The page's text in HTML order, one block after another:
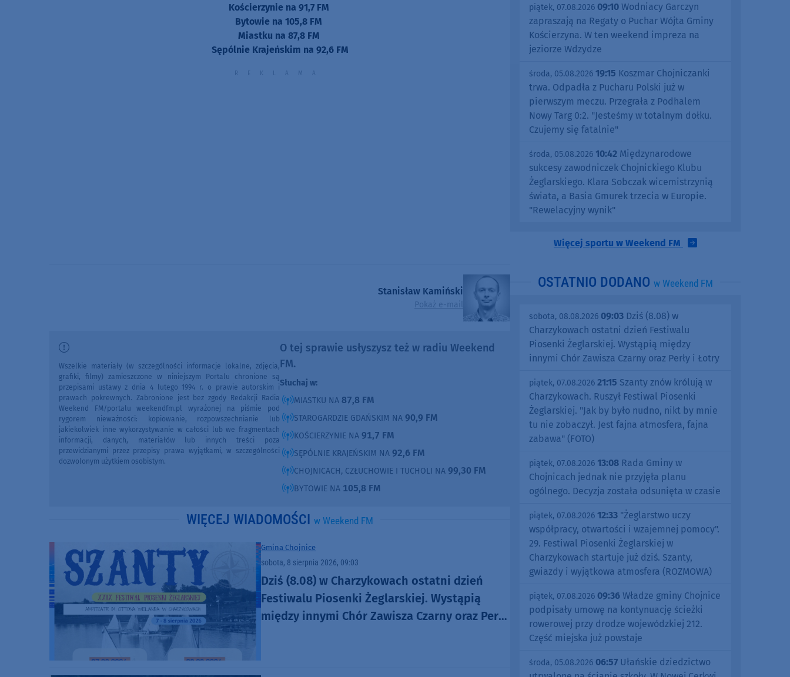
Kościerzynie na 91,7 FM
Bytowie na 105,8 FM
Miastku na 87,8 FM
Sępólnie Krajeńskim na 92,6 FM
Stanisław Kamiński
Pokaż e-mail
O tej sprawie usłyszysz też w radiu Weekend
FM.
Słuchaj w:
MIASTKU NA 87,8 FM
STAROGARDZIE GDAŃSKIM NA 90,9 FM
KOŚCIERZYNIE NA 91,7 FM
SĘPÓLNIE KRAJEŃSKIM NA 92,6 FM
CHOJNICACH, CZŁUCHOWIE I TUCHOLI NA 99,30 FM
BYTOWIE NA 105,8 FM
Wszelkie materiały (w szczególności informacje lokalne, zdjęcia,
grafiki, filmy) zamieszczone w niniejszym Portalu chronione są
przepisami ustawy z dnia 4 lutego 1994 r. o prawie autorskim i
prawach pokrewnych. Zabronione jest bez zgody Redakcji Radia
Weekend FM/portalu weekendfm.pl wyrażonej na piśmie pod
rygorem nieważności: kopiowanie, rozpowszechnianie lub
jakiekolwiek inne wykorzystywanie w całości lub we fragmentach
informacji, danych, materiałów lub innych treści poza
przewidzianymi przez przepisy prawa wyjątkami, w szczególności
dozwolonym użytkiem osobistym.
WIĘCEJ WIADOMOŚCI w Weekend FM
Gmina Chojnice
sobota, 8 sierpnia 2026, 09:03
Dziś (8.08) w Charzykowach ostatni dzień
Festiwalu Piosenki Żeglarskiej. Wystąpią
między innymi Chór Zawisza Czarny oraz Perły
piątek, 07.08.2026 09:10 Wodniacy Garczyn
zapraszają na Regaty o Puchar Wójta Gminy
Kościerzyna. W ten weekend impreza na
jeziorze Wdzydze
środa, 05.08.2026 19:15 Koszmar Chojniczanki
trwa. Odpadła z Pucharu Polski już w
pierwszym meczu. Przegrała z Podhalem
Nowy Targ 0:2. "Jesteśmy w totalnym dołku.
Czujemy się fatalnie"
środa, 05.08.2026 10:42 Międzynarodowe
sukcesy zawodniczek Chojnickiego Klubu
Żeglarskiego. Klara Sobczak wicemistrzynią
świata, a Basia Gmurek trzecia w Europie.
"Rewelacyjny wynik"
Więcej sportu w Weekend FM
OSTATNIO DODANO w Weekend FM
sobota, 08.08.2026 09:03 Dziś (8.08) w
Charzykowach ostatni dzień Festiwalu
Piosenki Żeglarskiej. Wystąpią między
innymi Chór Zawisza Czarny oraz Perły i Łotry
piątek, 07.08.2026 21:15 Szanty znów królują w
Charzykowach. Ruszył Festiwal Piosenki
Żeglarskiej. "Jak by było nudno, nikt by mnie
tu nie zobaczył. Jest fajna atmosfera, fajna
zabawa" (FOTO)
piątek, 07.08.2026 13:08 Rada Gminy w
Chojnicach jednak nie przyjęła planu
ogólnego. Decyzja została odsunięta w czasie
piątek, 07.08.2026 12:33 "Żeglarstwo uczy
współpracy, otwartości i wzajemnej pomocy".
29. Festiwal Piosenki Żeglarskiej w
Charzykowach startuje już dziś. Szanty,
gwiazdy i wyjątkowa atmosfera (ROZMOWA)
piątek, 07.08.2026 09:36 Władze gminy Chojnice
podpisały umowę na kontynuację ścieżki
rowerowej przy drodze wojewódzkiej 212.
Część miejska już powstaje
środa, 05.08.2026 06:57 Ułańskie dziedzictwo